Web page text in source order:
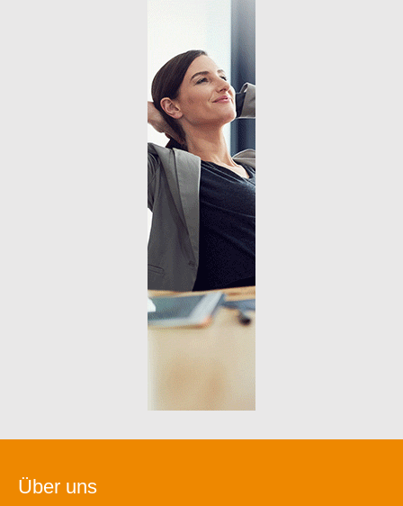
Über uns